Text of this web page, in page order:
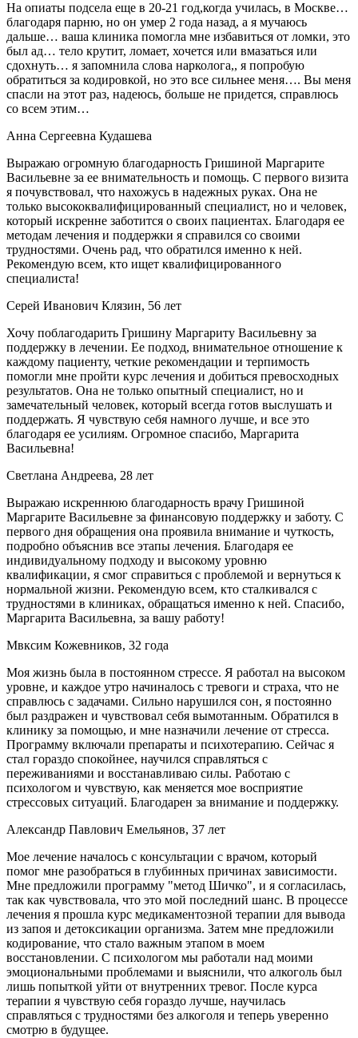
На опиаты подсела еще в 20-21 год,когда училась, в Москве…
благодаря парню, но он умер 2 года назад, а я мучаюсь
дальше… ваша клиника помогла мне избавиться от ломки, это
был ад… тело крутит, ломает, хочется или вмазаться или
сдохнуть… я запомнила слова нарколога,, я попробую
обратиться за кодировкой, но это все сильнее меня…. Вы меня
спасли на этот раз, надеюсь, больше не придется, справлюсь
со всем этим…
Анна Сергеевна Кудашева
Выражаю огромную благодарность Гришиной Маргарите
Васильевне за ее внимательность и помощь. С первого визита
я почувствовал, что нахожусь в надежных руках. Она не
только высококвалифицированный специалист, но и человек,
который искренне заботится о своих пациентах. Благодаря ее
методам лечения и поддержки я справился со своими
трудностями. Очень рад, что обратился именно к ней.
Рекомендую всем, кто ищет квалифицированного
специалиста!
Серей Иванович Клязин, 56 лет
Хочу поблагодарить Гришину Маргариту Васильевну за
поддержку в лечении. Ее подход, внимательное отношение к
каждому пациенту, четкие рекомендации и терпимость
помогли мне пройти курс лечения и добиться превосходных
результатов. Она не только опытный специалист, но и
замечательный человек, который всегда готов выслушать и
поддержать. Я чувствую себя намного лучше, и все это
благодаря ее усилиям. Огромное спасибо, Маргарита
Васильевна!
Светлана Андреева, 28 лет
Выражаю искреннюю благодарность врачу Гришиной
Маргарите Васильевне за финансовую поддержку и заботу. С
первого дня обращения она проявила внимание и чуткость,
подробно объяснив все этапы лечения. Благодаря ее
индивидуальному подходу и высокому уровню
квалификации, я смог справиться с проблемой и вернуться к
нормальной жизни. Рекомендую всем, кто сталкивался с
трудностями в клиниках, обращаться именно к ней. Спасибо,
Маргарита Васильевна, за вашу работу!
Мвксим Кожевников, 32 года
Моя жизнь была в постоянном стрессе. Я работал на высоком
уровне, и каждое утро начиналось с тревоги и страха, что не
справлюсь с задачами. Сильно нарушился сон, я постоянно
был раздражен и чувствовал себя вымотанным. Обратился в
клинику за помощью, и мне назначили лечение от стресса.
Программу включали препараты и психотерапию. Сейчас я
стал гораздо спокойнее, научился справляться с
переживаниями и восстанавливаю силы. Работаю с
психологом и чувствую, как меняется мое восприятие
стрессовых ситуаций. Благодарен за внимание и поддержку.
Александр Павлович Емельянов, 37 лет
Мое лечение началось с консультации с врачом, который
помог мне разобраться в глубинных причинах зависимости.
Мне предложили программу "метод Шичко", и я согласилась,
так как чувствовала, что это мой последний шанс. В процессе
лечения я прошла курс медикаментозной терапии для вывода
из запоя и детоксикации организма. Затем мне предложили
кодирование, что стало важным этапом в моем
восстановлении. С психологом мы работали над моими
эмоциональными проблемами и выяснили, что алкоголь был
лишь попыткой уйти от внутренних тревог. После курса
терапии я чувствую себя гораздо лучше, научилась
справляться с трудностями без алкоголя и теперь уверенно
смотрю в будущее.